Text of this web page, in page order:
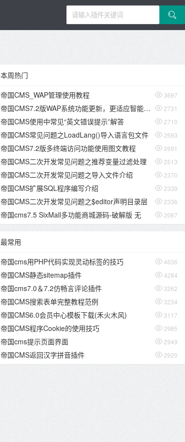
本周热门
帝国CMS_WAP管理使用教程
 3697
帝国CMS7.2版WAP系统功能更新，更适应智能手机  2731
帝国CMS使用中常见“英文错误提示”解答  2710
帝国CMS常见问题之LoadLang()导入语言包文件  2693
帝国CMS7.2版多终端访问功能使用图文教程  2691
帝国CMS二次开发常见问题之推荐变量过滤处理  2513
帝国CMS二次开发常见问题之导入文件介绍  2370
帝国CMS扩展SQL程序编写介绍  2339
帝国CMS二次开发常见问题之$editor声明目录层  2336
帝国cms7.5 SixMall多功能商城源码-破解版 无  2067
最常用
帝国cms用PHP代码实现灵动标签的技巧
4636
帝国CMS静态sitemap插件 4284
帝国cms7.0＆7.2仿畅言评论插件  3262
帝国CMS搜索表单完整教程范例  3234
帝国CMS6.0会员中心模板下载(禾火木风)  3117
帝国CMS程序Cookie的使用技巧  2985
帝国cms提示页面界面  2949
帝国CMS返回汉字拼音插件  2920